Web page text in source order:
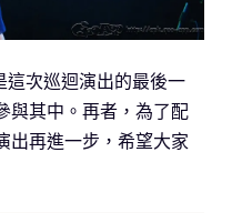
這次巡迴演出的最後一
與其中。再者，為了配
出再進一步，希望大家